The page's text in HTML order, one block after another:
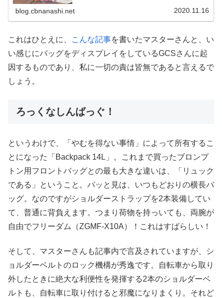
blog.cbnanashi.net 2020.11.16
これはひとえに、 こんな記事を書いたマスターさんと、い
い感じにバッグをディスプレイをしているGCSさんに起
因するものであり、私に一切の責は皆無であると言えるで
しょう。
ろっくなしんばっぐ！
というわけで、「やむを得ない事情」によって所有するこ
とになった「Backpack 14L」。これまで買ったブロンプ
トン用フロントバッグとの最も大きな違いは、「リュック
である」ということ。パッと見は、いつもどおりの横長バ
ッグ。なのですがショルダーストラップを2本装備してい
て、普通に背負えます。つまり荷物を持っいても、両腕が
自由でフリーダム（ZGMF-X10A）！これはすばらしい！
そして、マスターさんも記事内で言及されていますが、シ
ョルダーベルトのロック機構が秀逸です。自転車から取り
外したときに絶大な利便性を発揮する2本のショルダーベ
ルトも、自転車に取り付けると邪魔になりまくり。それど